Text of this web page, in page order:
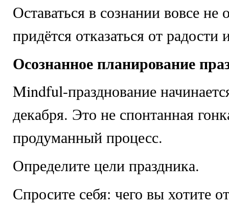
Оставаться в сознании вовсе не
придётся отказаться от радости
Осознанное планирование
Mindful-празднование
декабря. Это не спонтанная
продуманный процесс.
Определите цели праздника.
Спросите себя: чего вы хотите